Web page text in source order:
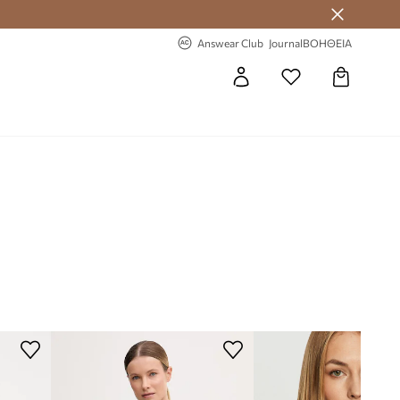
Club
Answear Club JournalΒΟΗΘΕΙΑ